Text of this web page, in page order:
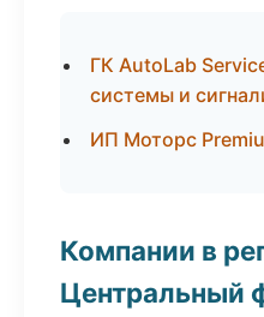
ГК AutoLab
системы и
ИП Моторс
Компании в
Центральный